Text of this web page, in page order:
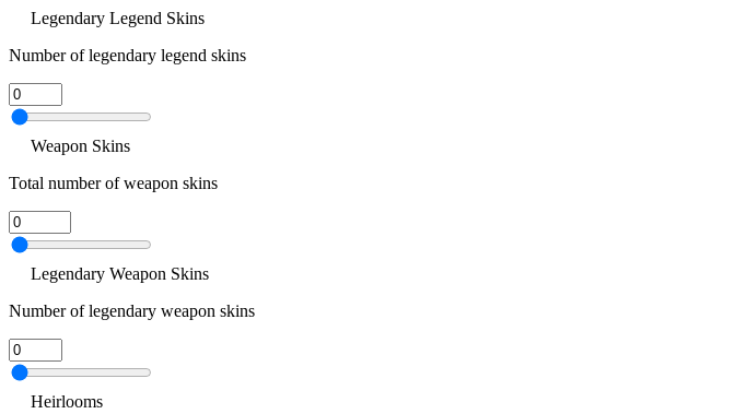
Legendary Legend Skins
Number of legendary legend skins
Weapon Skins
Total number of weapon skins
Legendary Weapon Skins
Number of legendary weapon skins
Heirlooms